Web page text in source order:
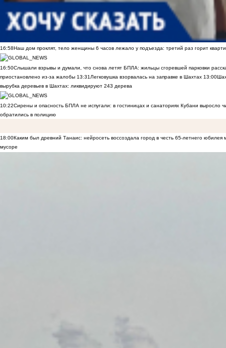
16:58Наш дом проклят, тело женщины 6 часов лежало у подъезда: третий раз горит
16:50Слышали взрывы и думали, что снова летят БПЛА: жильцы сгоревшей парковки
приостановлено из-за жалобы 13:31 Легковушка взорвалась на заправке в Шахтах 13:00
вырубка деревьев в Шахтах: ликвидируют 243 дерева
10:22Сирены и опасность БПЛА не испугали: в гостиницах и санаториях Кубани выросло
обратились в полицию
18:00Каким был древний Танаис: нейросеть воссоздала город в честь 65-летнего юбилея
мусоре